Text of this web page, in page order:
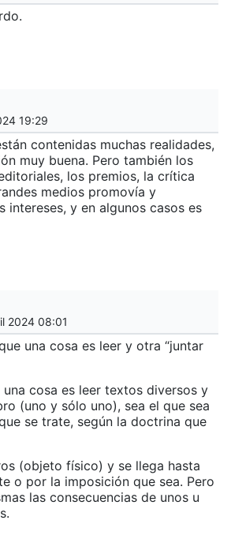
19:29
contenidas muchas realidades,
muy buena. Pero también los
los premios, la crítica
medios promovía y
intereses, y en algunos casos es
2024 08:01
una cosa es leer y otra “juntar
una cosa es leer textos diversos y
(uno y sólo uno), sea el que sea
se trate, según la doctrina que
(objeto físico) y se llega hasta
o por la imposición que sea. Pero
las consecuencias de unos u